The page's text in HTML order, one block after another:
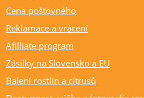
Cena poštovného
Reklamace a vrácení
Afilliate program
Zásilky na Slovensko a EU
Balení rostlin a citrusů